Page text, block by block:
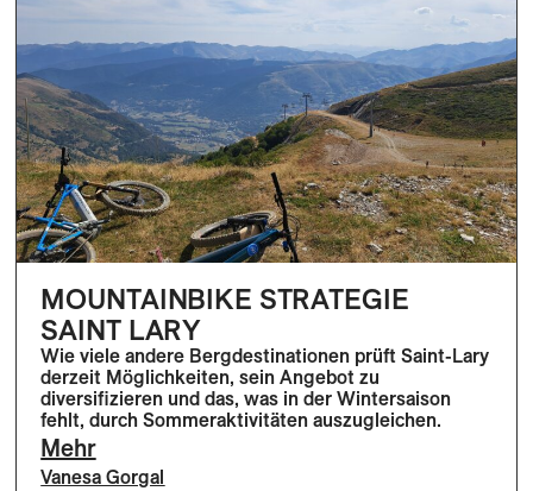
MOUNTAINBIKE STRATEGIE
SAINT LARY
Wie viele andere Bergdestinationen prüft Saint-Lary
derzeit Möglichkeiten, sein Angebot zu
diversifizieren und das, was in der Wintersaison
fehlt, durch Sommeraktivitäten auszugleichen.
Mehr
Vanesa Gorgal